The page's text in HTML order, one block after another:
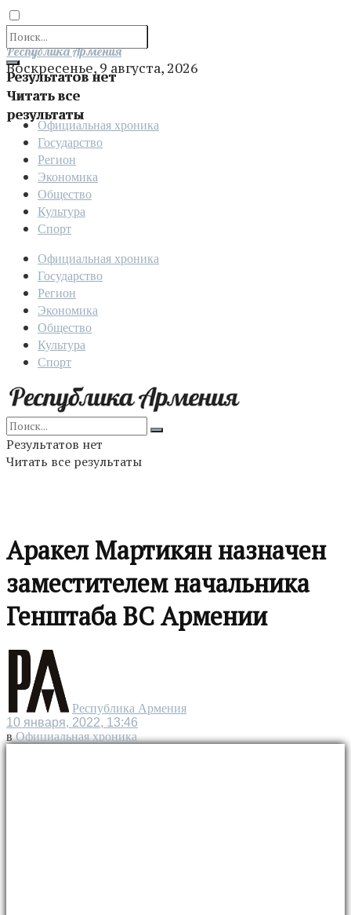
Результатов нет
Читать все
результаты
Отправить
Республика Армения
Воскресенье, 9 августа, 2026
Официальная хроника
Государство
Регион
Экономика
Общество
Культура
Спорт
Официальная хроника
Государство
Регион
Экономика
Общество
Культура
Спорт
Результатов нет
Читать все результаты
Аракел Мартикян назначен
заместителем начальника
Генштаба ВС Армении
Республика Армения
10 января, 2022, 13:46
в Официальная хроника